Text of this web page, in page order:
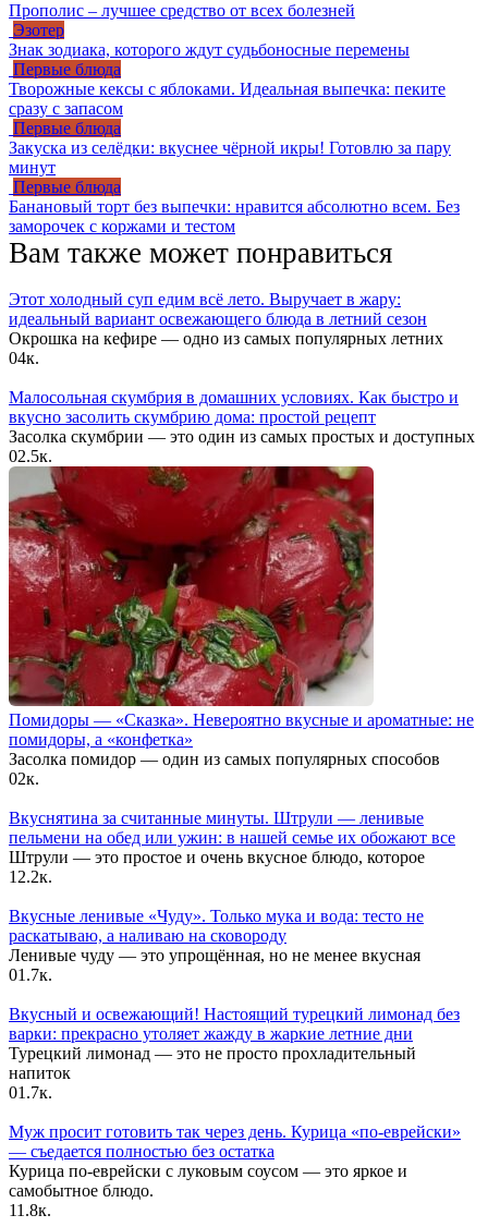
Прополис – лучшее средство от всех болезней
Эзотер
Знак зодиака, которого ждут судьбоносные перемены
Первые блюда
Творожные кексы с яблоками. Идеальная выпечка: пеките
сразу с запасом
Первые блюда
Закуска из селёдки: вкуснее чёрной икры! Готовлю за пару
минут
Первые блюда
Банановый торт без выпечки: нравится абсолютно всем. Без
заморочек с коржами и тестом
Вам также может понравиться
Этот холодный суп едим всё лето. Выручает в жару:
идеальный вариант освежающего блюда в летний сезон
Окрошка на кефире — одно из самых популярных летних
04к.
Малосольная скумбрия в домашних условиях. Как быстро и
вкусно засолить скумбрию дома: простой рецепт
Засолка скумбрии — это один из самых простых и доступных
02.5к.
Помидоры — «Сказка». Невероятно вкусные и ароматные: не
помидоры, а «конфетка»
Засолка помидор — один из самых популярных способов
02к.
Вкуснятина за считанные минуты. Штрули — ленивые
пельмени на обед или ужин: в нашей семье их обожают все
Штрули — это простое и очень вкусное блюдо, которое
1 2.2к.
Вкусные ленивые «Чуду». Только мука и вода: тесто не
раскатываю, а наливаю на сковороду
Ленивые чуду — это упрощённая, но не менее вкусная
01.7к.
Вкусный и освежающий! Настоящий турецкий лимонад без
варки: прекрасно утоляет жажду в жаркие летние дни
Турецкий лимонад — это не просто прохладительный
напиток
01.7к.
Муж просит готовить так через день. Курица «по-еврейски»
— съедается полностью без остатка
Курица по-еврейски с луковым соусом — это яркое и
самобытное блюдо.
11.8к.